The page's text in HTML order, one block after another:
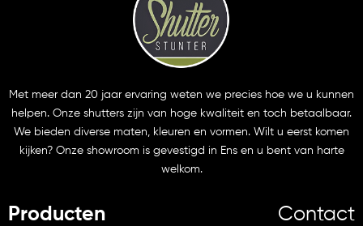
Producten
Met meer dan 20 jaar ervaring weten we precies hoe we u kunnen
helpen. Onze shutters zijn van hoge kwaliteit en toch betaalbaar.
We bieden diverse maten, kleuren en vormen. Wilt u eerst komen
kijken? Onze showroom is gevestigd in Ens en u bent van harte
welkom.
Contact